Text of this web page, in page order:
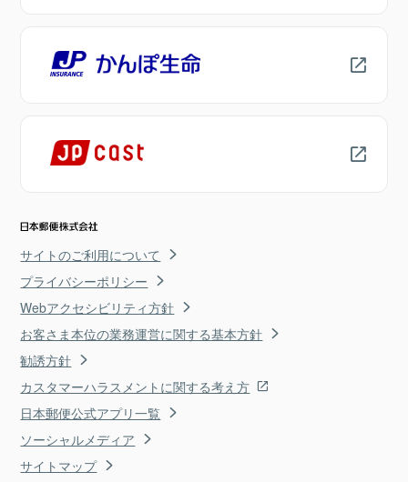
サイトのご利用について
プライバシーポリシー
Webアクセシビリティ方針
お客さま本位の業務運営に関する基本方針
勧誘方針
カスタマーハラスメントに関する考え方
日本郵便公式アプリ一覧
ソーシャルメディア
サイトマップ